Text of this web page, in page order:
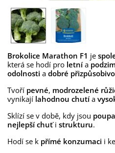
Brokolice Marathon F1 je
která se hodí pro letnía
odolnosti a dobré
Tvoří pevné, modrozelené
vynikají lahodnou chutía
Sklízí se v době, kdy jsou
nejlepší chuťi strukturu.
Hodí se k přímé konzumaci i ke